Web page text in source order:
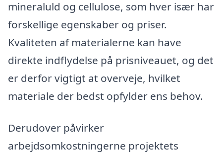
mineraluld og cellulose, som hver især har
forskellige egenskaber og priser.
Kvaliteten af materialerne kan have
direkte indflydelse på prisniveauet, og det
er derfor vigtigt at overveje, hvilket
materiale der bedst opfylder ens behov.
Derudover påvirker
arbejdsomkostningerne projektets